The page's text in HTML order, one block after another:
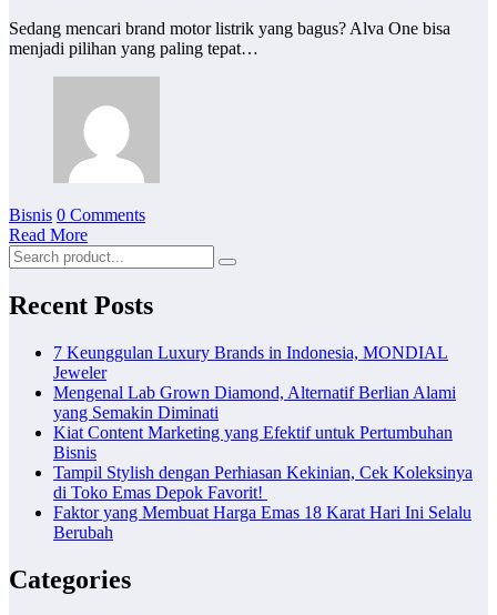
Sedang mencari brand motor listrik yang bagus? Alva One bisa
menjadi pilihan yang paling tepat…
Bisnis 0 Comments
Read More
Recent Posts
7 Keunggulan Luxury Brands in Indonesia, MONDIAL
Jeweler
Mengenal Lab Grown Diamond, Alternatif Berlian Alami
yang Semakin Diminati
Kiat Content Marketing yang Efektif untuk Pertumbuhan
Bisnis
Tampil Stylish dengan Perhiasan Kekinian, Cek Koleksinya
di Toko Emas Depok Favorit!
Faktor yang Membuat Harga Emas 18 Karat Hari Ini Selalu
Berubah
Categories